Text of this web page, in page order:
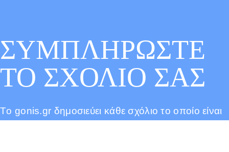
ΣΥΜΠΛΗΡΩΣΤΕ
ΤΟ ΣΧΟΛΙΟ ΣΑΣ
Tο gonis.gr δημοσιεύει κάθε σχόλιο το οποίο είναι